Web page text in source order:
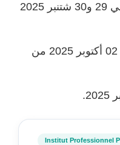
يومي 29 و30 شتنبر 2025
يوم 02 أكتوبر 2025 من
Institut Professionnel